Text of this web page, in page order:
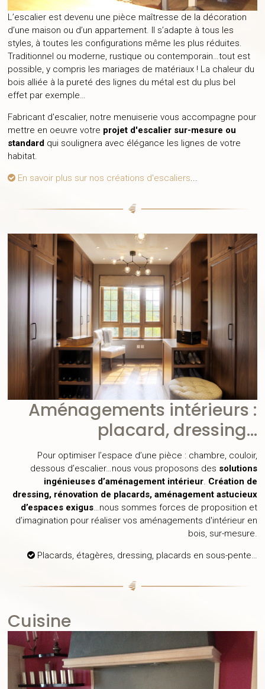
L’escalier est devenu une pièce maîtresse de la décoration
d’une maison ou d’un appartement. Il s’adapte à tous les
styles, à toutes les configurations même les plus réduites.
Traditionnel ou moderne, rustique ou contemporain…tout est
possible, y compris les mariages de matériaux ! La chaleur du
bois alliée à la pureté des lignes du métal est du plus bel
effet par exemple…
Fabricant d'escalier, notre menuiserie vous accompagne pour
mettre en oeuvre votre projet d'escalier sur-mesure ou
standard qui soulignera avec élégance les lignes de votre
habitat.
En savoir plus sur nos créations d'escaliers...
Aménagements intérieurs :
placard, dressing…
Pour optimiser l’espace d’une pièce : chambre, couloir,
dessous d’escalier…nous vous proposons des solutions
ingénieuses d’aménagement intérieur. Création de
dressing, rénovation de placards, aménagement astucieux
d’espaces exigus…nous sommes forces de proposition et
d’imagination pour réaliser vos aménagements d'intérieur en
bois, sur-mesure.
Placards, étagères, dressing, placards en sous-pente…
Cuisine